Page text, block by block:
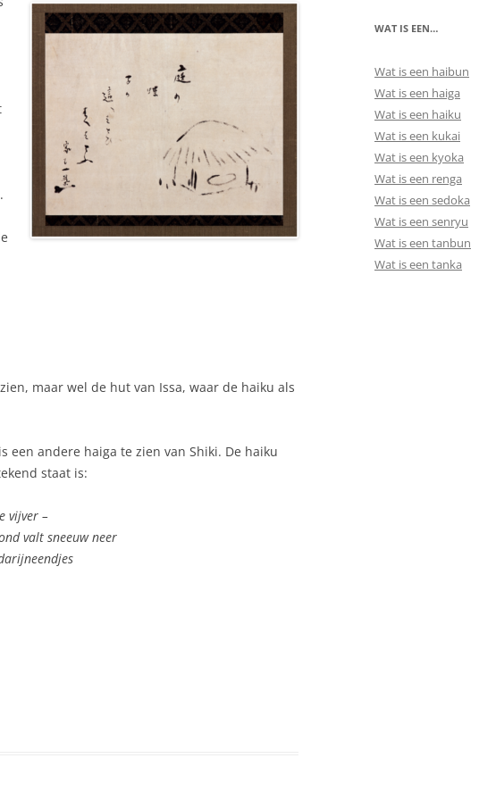
NEDERLAND 2026
PERS CONTACT
maar wel de hut van Issa, waar de haiku als
een andere haiga te zien van Shiki. De haiku
staat is:
vijver –
valt sneeuw neer
WAT IS EEN…
Wat is een haibun
Wat is een haiga
Wat is een haiku
Wat is een kukai
Wat is een kyoka
Wat is een renga
Wat is een sedoka
Wat is een senryu
Wat is een tanbun
Wat is een tanka